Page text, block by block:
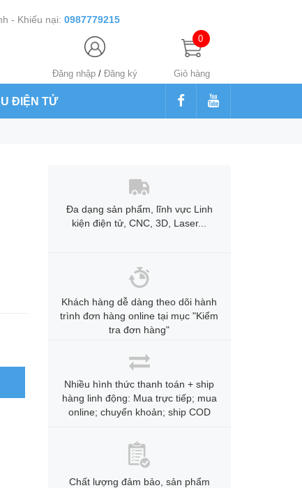
- Khiếu nại: 0987779215
Đăng nhập/ Đăng ký Giỏ hàng
0
ĐIỆN TỬ
Đa dạng sản phẩm, lĩnh vực Linh
kiện điện tử, CNC, 3D, Laser...
Khách hàng dễ dàng theo dõi hành
trình đơn hàng online tại mục "Kiểm
tra đơn hàng"
Nhiều hình thức thanh toán + ship
hàng linh động: Mua trực tiếp; mua
online; chuyển khoản; ship COD
Chất lượng đảm bảo, sản phẩm